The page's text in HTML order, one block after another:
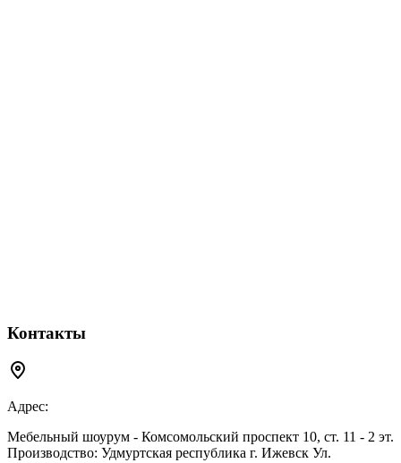
Контакты
Адрес:
Мебельный шоурум - Комсомольский проспект 10, ст. 11 - 2 эт.
Производство: Удмуртская республика г. Ижевск Ул.